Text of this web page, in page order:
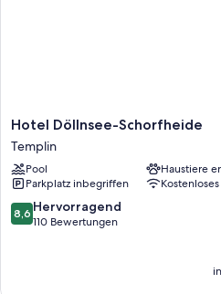
Hotel
Döllnsee-
Schorfheide
Templin
Hotel Döllnsee-Schorfheide
Templin
Pool
Haustiere
Parkplatz inbegriffen
8.6
von
8,6 Hervorragend
110 Bewertungen